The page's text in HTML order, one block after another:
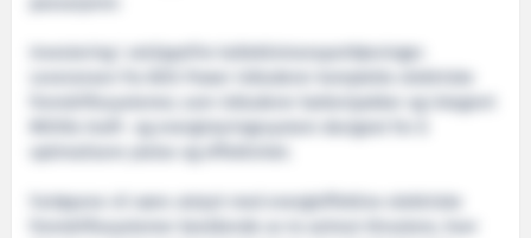
Investering i utslippsfrie kollektivtransportløsninger.
Leveransen fra BOS Power inkluderer komplette elektriske
fremdriftssystemer, som inkluderer batteripakker og integrert
MOVEe kraft- og energistyringssystem designet for å
Fartøyene vil være utstyrt med energieffektive elektriske